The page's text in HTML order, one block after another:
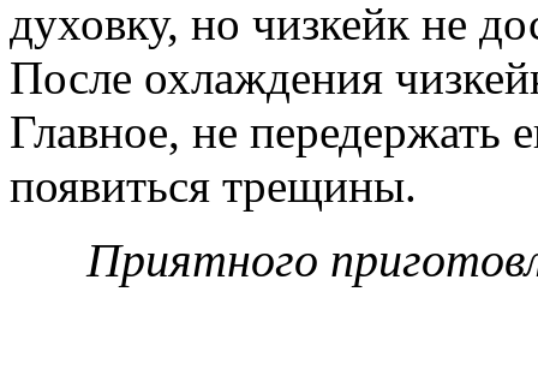
духовку, но чизкейк не
После охлаждения
Главное, не передержать
появиться трещины.
Приятного